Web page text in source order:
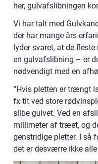
her, gulvafslibningen
Vi har talt med
der har mange års
lyder svaret, at de
en gulvafslibning – er
nødvendigt med en
“Hvis pletten er trængt
fx tit ved store
slibe gulvet. Ved en
millimeter af træet, og
genstridige pletter. I så
det er desværre ikke